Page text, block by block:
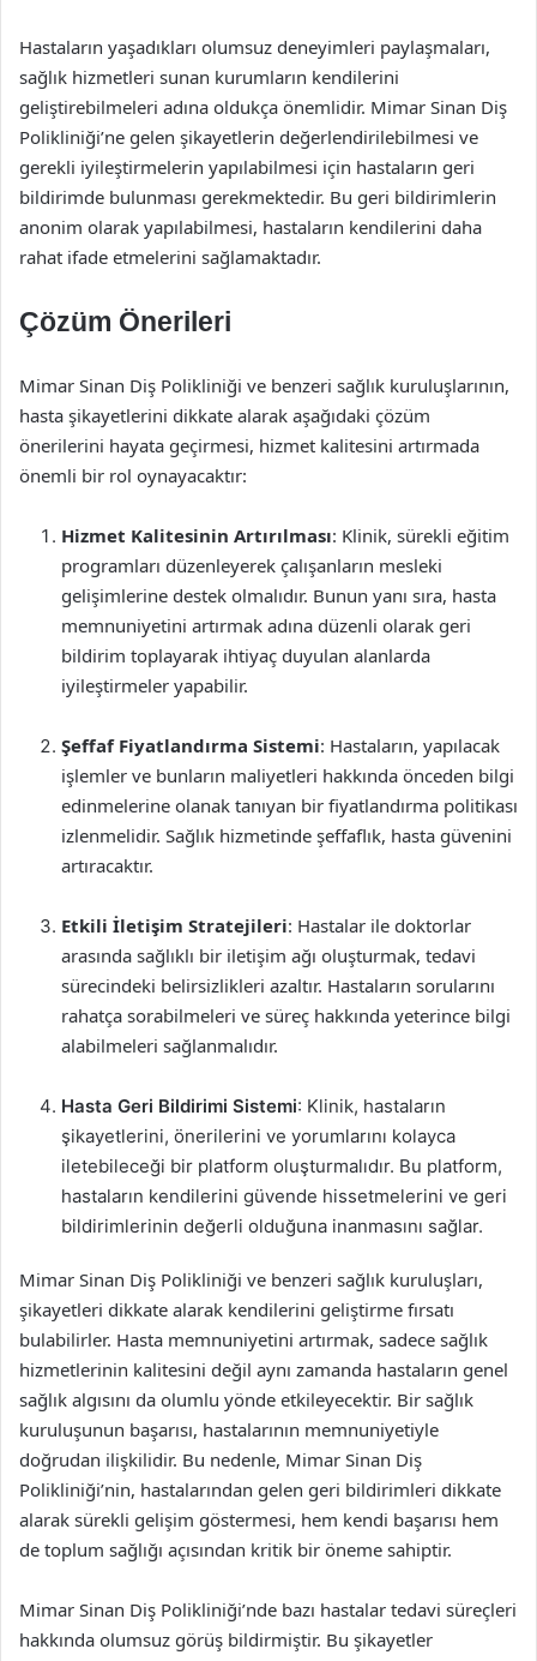
Hastaların yaşadıkları olumsuz deneyimleri paylaşmaları,
sağlık hizmetleri sunan kurumların kendilerini
geliştirebilmeleri adına oldukça önemlidir. Mimar Sinan Diş
Polikliniği’ne gelen şikayetlerin değerlendirilebilmesi ve
gerekli iyileştirmelerin yapılabilmesi için hastaların geri
bildirimde bulunması gerekmektedir. Bu geri bildirimlerin
anonim olarak yapılabilmesi, hastaların kendilerini daha
rahat ifade etmelerini sağlamaktadır.
Çözüm Önerileri
Mimar Sinan Diş Polikliniği ve benzeri sağlık kuruluşlarının,
hasta şikayetlerini dikkate alarak aşağıdaki çözüm
önerilerini hayata geçirmesi, hizmet kalitesini artırmada
önemli bir rol oynayacaktır:
Hizmet Kalitesinin Artırılması: Klinik, sürekli eğitim
programları düzenleyerek çalışanların mesleki
gelişimlerine destek olmalıdır. Bunun yanı sıra, hasta
memnuniyetini artırmak adına düzenli olarak geri
bildirim toplayarak ihtiyaç duyulan alanlarda
iyileştirmeler yapabilir.
Şeffaf Fiyatlandırma Sistemi: Hastaların, yapılacak
işlemler ve bunların maliyetleri hakkında önceden bilgi
edinmelerine olanak tanıyan bir fiyatlandırma politikası
izlenmelidir. Sağlık hizmetinde şeffaflık, hasta güvenini
artıracaktır.
Etkili İletişim Stratejileri: Hastalar ile doktorlar
arasında sağlıklı bir iletişim ağı oluşturmak, tedavi
sürecindeki belirsizlikleri azaltır. Hastaların sorularını
rahatça sorabilmeleri ve süreç hakkında yeterince bilgi
alabilmeleri sağlanmalıdır.
Hasta Geri Bildirimi Sistemi: Klinik, hastaların
şikayetlerini, önerilerini ve yorumlarını kolayca
iletebileceği bir platform oluşturmalıdır. Bu platform,
hastaların kendilerini güvende hissetmelerini ve geri
bildirimlerinin değerli olduğuna inanmasını sağlar.
Mimar Sinan Diş Polikliniği ve benzeri sağlık kuruluşları,
şikayetleri dikkate alarak kendilerini geliştirme fırsatı
bulabilirler. Hasta memnuniyetini artırmak, sadece sağlık
hizmetlerinin kalitesini değil aynı zamanda hastaların genel
sağlık algısını da olumlu yönde etkileyecektir. Bir sağlık
kuruluşunun başarısı, hastalarının memnuniyetiyle
doğrudan ilişkilidir. Bu nedenle, Mimar Sinan Diş
Polikliniği’nin, hastalarından gelen geri bildirimleri dikkate
alarak sürekli gelişim göstermesi, hem kendi başarısı hem
de toplum sağlığı açısından kritik bir öneme sahiptir.
Mimar Sinan Diş Polikliniği’nde bazı hastalar tedavi süreçleri
hakkında olumsuz görüş bildirmiştir. Bu şikayetler